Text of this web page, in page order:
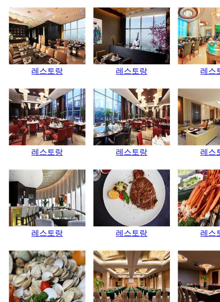
레스토랑 레스토랑 레스
레스토랑 레스토랑 레스
레스토랑 레스토랑 레스